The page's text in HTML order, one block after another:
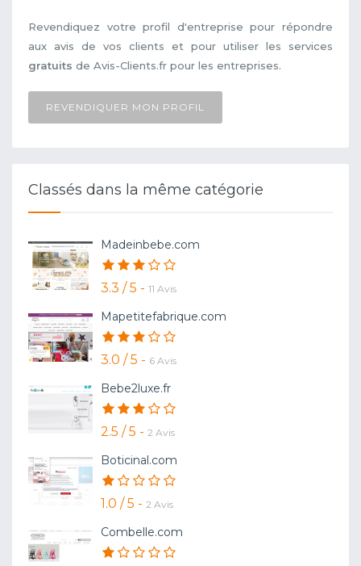
Revendiquez votre profil d'entreprise pour répondre
aux avis de vos clients et pour utiliser les services
gratuits de Avis-Clients.fr pour les entreprises.
REVENDIQUER MON PROFIL
Classés dans la même catégorie
Madeinbebe.com
3.3 / 5 - 11 Avis
Mapetitefabrique.com
3.0 / 5 - 6 Avis
Bebe2luxe.fr
2.5 / 5 - 2 Avis
Boticinal.com
1.0 / 5 - 2 Avis
Combelle.com